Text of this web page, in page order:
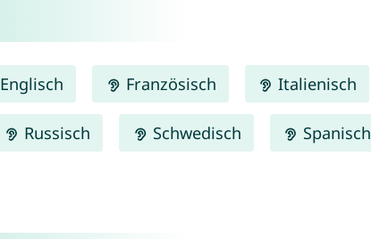
Englisch Französisch Italienisch
Russisch Schwedisch Spanisch